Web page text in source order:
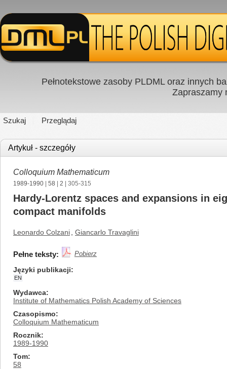
Pełnotekstowe zasoby PLDML oraz innych
Zapraszamy
Szukaj Przeglądaj
Artykuł - szczegóły
Colloquium Mathematicum
1989-1990 58 2 | 305-315
Hardy-Lorentz spaces and expansions in
compact manifolds
Leonardo Colzani Giancarlo Travaglini
Pełne teksty: Pobierz
Języki publikacji
EN
Wydawca
Institute of Mathematics Polish Academy of Sciences
Czasopismo
Colloquium Mathematicum
Rocznik
1989-1990
Tom
58